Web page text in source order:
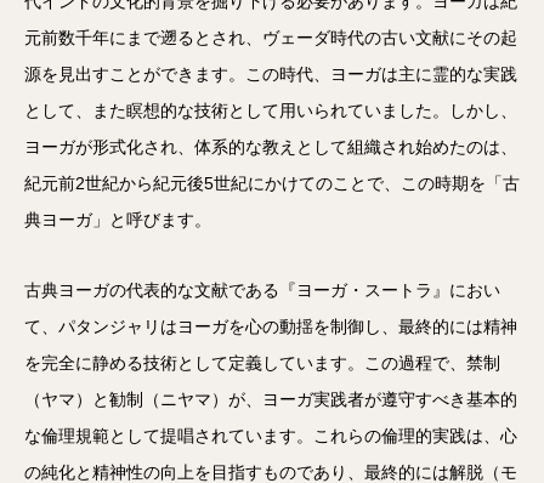
元前数千年にまで遡るとされ、ヴェーダ時代の古い文献にその起
源を見出すことができます。この時代、ヨーガは主に霊的な実践
として、また瞑想的な技術として用いられていました。しかし、
ヨーガが形式化され、体系的な教えとして組織され始めたのは、
紀元前2世紀から紀元後5世紀にかけてのことで、この時期を「古
典ヨーガ」と呼びます。
古典ヨーガの代表的な文献である『ヨーガ・スートラ』におい
て、パタンジャリはヨーガを心の動揺を制御し、最終的には精神
を完全に静める技術として定義しています。この過程で、禁制
（ヤマ）と勧制（ニヤマ）が、ヨーガ実践者が遵守すべき基本的
な倫理規範として提唱されています。これらの倫理的実践は、心
の純化と精神性の向上を目指すものであり、最終的には解脱（モ